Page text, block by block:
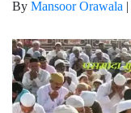
By Mansoor Orawala |